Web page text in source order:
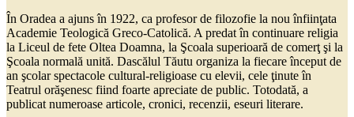
În Oradea a ajuns în 1922, ca profesor de filozofie la nou înfiinţata
Academie Teologică Greco-Catolică. A predat în continuare religia
la Liceul de fete Oltea Doamna, la Şcoala superioară de comerţ şi la
Şcoala normală unită. Dascălul Tăutu organiza la fiecare început de
an şcolar spectacole cultural-religioase cu elevii, cele ţinute în
Teatrul orăşenesc fiind foarte apreciate de public. Totodată, a
publicat numeroase articole, cronici, recenzii, eseuri literare.